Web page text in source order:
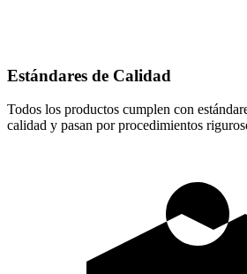
Estándares de Calidad
Todos los productos cumplen con
calidad y pasan por procedimientos